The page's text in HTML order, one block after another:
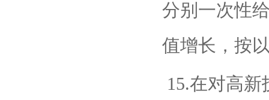
分别一次性
值增长，按
15.在对高